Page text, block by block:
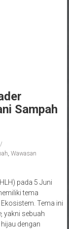
Sampah
, Wawasan
pada 5 Juni
tema
Tema ini
, yakni sebuah
dengan